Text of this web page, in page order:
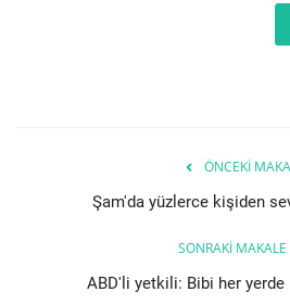
ÖNCEKI
Şam'da yüzlerce kişiden
SONRAKI MAKALE
ABD'li yetkili: Bibi her yerde